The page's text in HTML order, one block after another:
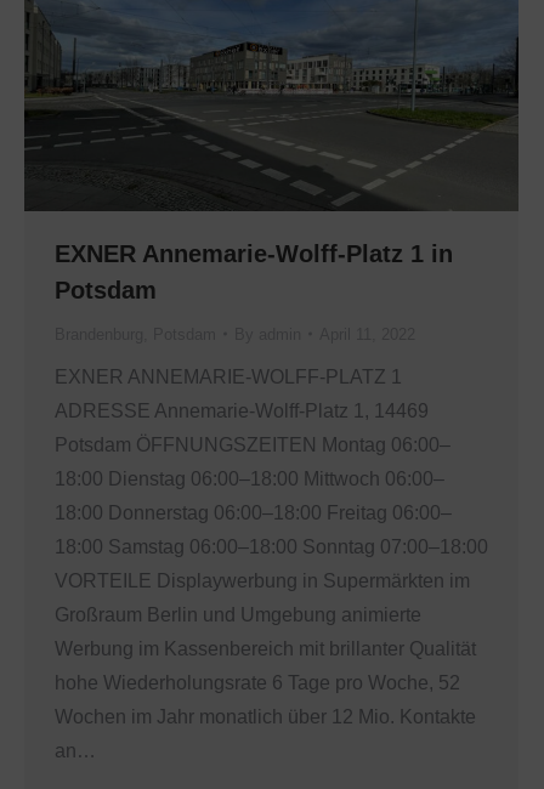
EXNER Annemarie-Wolff-Platz 1 in
Potsdam
EXNER ANNEMARIE-WOLFF-PLATZ 1
ADRESSE Annemarie-Wolff-Platz 1, 14469
Potsdam ÖFFNUNGSZEITEN Montag 06:00–
18:00 Dienstag 06:00–18:00 Mittwoch 06:00–
18:00 Donnerstag 06:00–18:00 Freitag 06:00–
18:00 Samstag 06:00–18:00 Sonntag 07:00–18:00
VORTEILE Displaywerbung in Supermärkten im
Großraum Berlin und Umgebung animierte
Werbung im Kassenbereich mit brillanter Qualität
hohe Wiederholungsrate 6 Tage pro Woche, 52
Wochen im Jahr monatlich über 12 Mio. Kontakte
an…